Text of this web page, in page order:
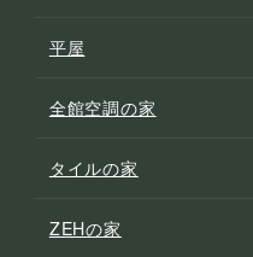
平屋
全館空調の家
タイルの家
ZEHの家